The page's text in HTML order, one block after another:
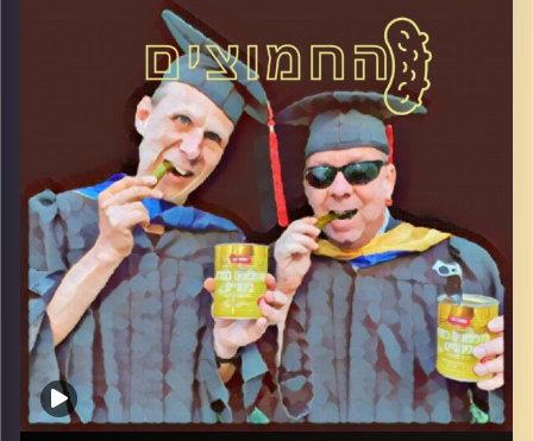
קרדיט תמונות:AudioVersity